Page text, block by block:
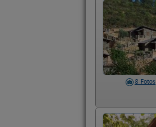
8 Fotos